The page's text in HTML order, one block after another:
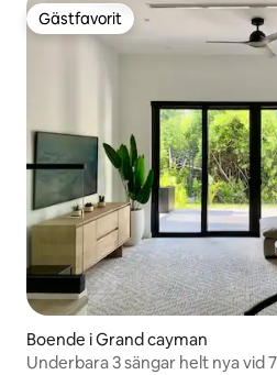
Gästfavorit
Gästfavorit
Boende i Grand cayman
Underbara 3 sängar helt nya vid